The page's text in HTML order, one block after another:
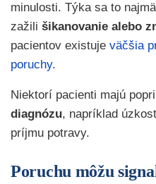
minulosti. Týka sa to
zažili šikanovanie alebo
pacientov existuje väčšia
poruchy.
Niektorí pacienti majú
diagnózu, napríklad
príjmu potravy.
Poruchu môžu